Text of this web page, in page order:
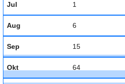
Jul 1
Aug 6
Sep 15
Okt 64